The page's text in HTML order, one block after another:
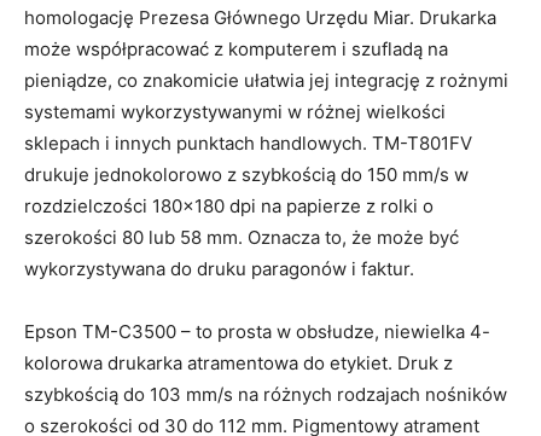
homologację Prezesa Głównego Urzędu Miar. Drukarka
może współpracować z komputerem i szufladą na
pieniądze, co znakomicie ułatwia jej integrację z rożnymi
systemami wykorzystywanymi w różnej wielkości
sklepach i innych punktach handlowych. TM-T801FV
drukuje jednokolorowo z szybkością do 150 mm/s w
rozdzielczości 180×180 dpi na papierze z rolki o
szerokości 80 lub 58 mm. Oznacza to, że może być
wykorzystywana do druku paragonów i faktur.
Epson TM-C3500 – to prosta w obsłudze, niewielka 4-
kolorowa drukarka atramentowa do etykiet. Druk z
szybkością do 103 mm/s na różnych rodzajach nośników
o szerokości od 30 do 112 mm. Pigmentowy atrament